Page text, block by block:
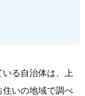
る自治体は、上
いの地域で調べ